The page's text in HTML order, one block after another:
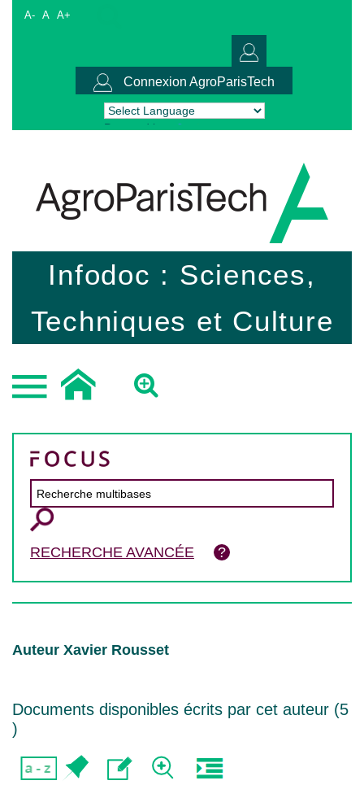
A- A A+
Connexion AgroParisTech
Powered by Translate
Infodoc : Sciences,
Techniques et Culture
RECHERCHE AVANCÉE
Auteur Xavier Rousset
Documents disponibles écrits par cet auteur (5
)